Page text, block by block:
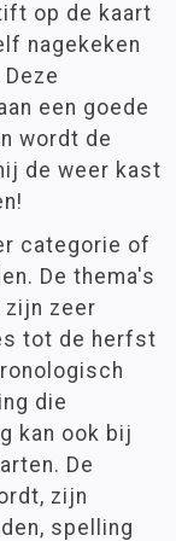
op de kaart
nagekeken
een goede
wordt de
de weer kast
categorie of
De thema's
zijn zeer
tot de herfst
die
kan ook bij
De
zijn
spelling